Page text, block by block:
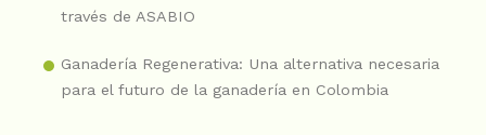
través de ASABIO
Ganadería Regenerativa: Una alternativa necesaria
para el futuro de la ganadería en Colombia